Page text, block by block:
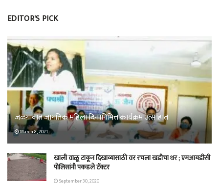
EDITOR'S PICK
जळगावात जागतिक महिला दिनानिमित्त कार्यक्रम उत्साहात
March 8, 2021
खाली वाळू टाकून दिखाव्यासाठी वर रचला खडीचा थर ; एमआयडीसी
पोलिसांनी पकडले टॅक्टर
September 30, 2020